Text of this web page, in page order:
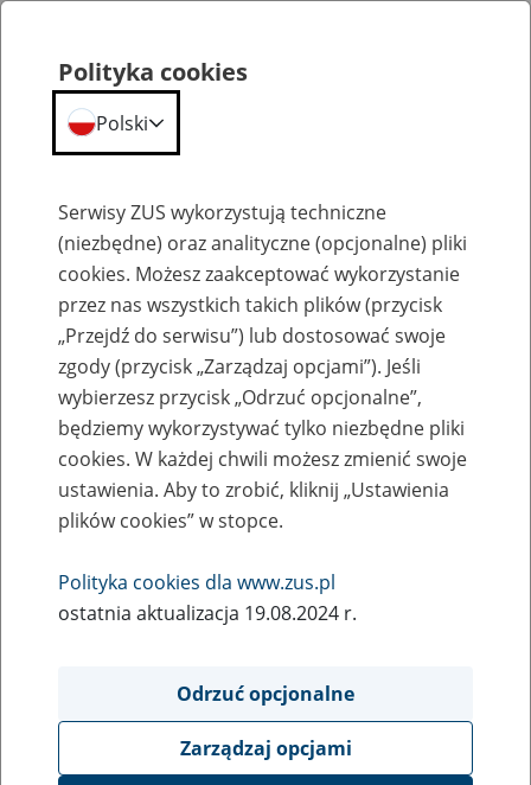
Szkolenia
Zaproś ZUS do siebie - zakładanie profili
eZUS w siedzibie Twojej firmy
Rodzaj wydarzenia
Szkolenia
Obszar merytoryczny
obsługa klientów
Opis wydarzenia
Polityka cookies
Polski
Serwisy ZUS wykorzystują techniczne
(niezbędne) oraz analityczne (opcjonalne) pliki
cookies. Możesz zaakceptować wykorzystanie
przez nas wszystkich takich plików (przycisk
„Przejdź do serwisu”) lub dostosować swoje
zgody (przycisk „Zarządzaj opcjami”). Jeśli
wybierzesz przycisk „Odrzuć opcjonalne”,
będziemy wykorzystywać tylko niezbędne pliki
cookies. W każdej chwili możesz zmienić swoje
ustawienia. Aby to zrobić, kliknij „Ustawienia
plików cookies” w stopce.
Polityka cookies dla www.zus.pl
ostatnia aktualizacja 19.08.2024 r.
Odrzuć opcjonalne
Zarządzaj opcjami